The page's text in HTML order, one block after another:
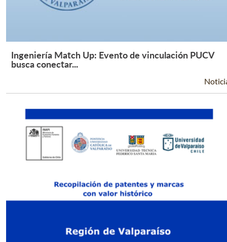
Leer Más +
Ingeniería Match Up: Evento de vinculación PUCV
busca conectar...